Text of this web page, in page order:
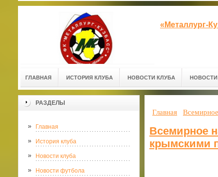
«Металлург-
ГЛАВНАЯ ИСТОРИЯ КЛУБА НОВОСТИ КЛУБА
РАЗДЕЛЫ
Главная
История клуба
Новости клуба
Новости футбола
Главная
Всемирное
крымскими